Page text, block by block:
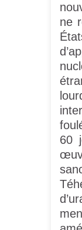
ne
60